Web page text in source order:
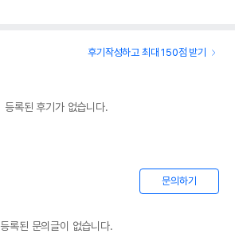
후기작성하고 최대 150점 받기
등록된 후기가 없습니다.
문의하기
등록된 문의글이 없습니다.